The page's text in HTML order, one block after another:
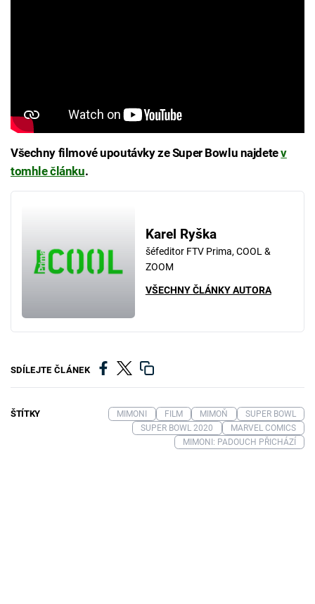
Všechny filmové upoutávky ze Super Bowlu najdetev
tomhle článku.
Karel Ryška
šéfeditor FTV Prima, COOL &
ZOOM
VŠECHNY ČLÁNKY AUTORA
SDÍLEJTE ČLÁNEK
ŠTÍTKY MIMONI FILM MIMOŇ
SUPER BOWL
SUPER BOWL 2020
MARVEL COMICS
MIMONI: PADOUCH PŘICHÁZÍ